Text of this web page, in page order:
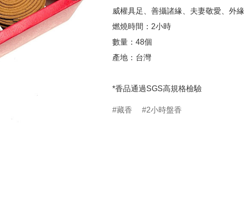
威權具足、善攝諸緣、夫妻敬愛、外
燃燒時間：2小時
數量：48個
產地：台灣
*香品通過SGS高規格檢驗
藏香 2小時盤香